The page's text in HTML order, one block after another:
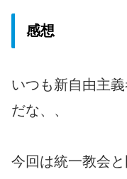
感想
いつも新自由主
だな、、
今回は統一教会